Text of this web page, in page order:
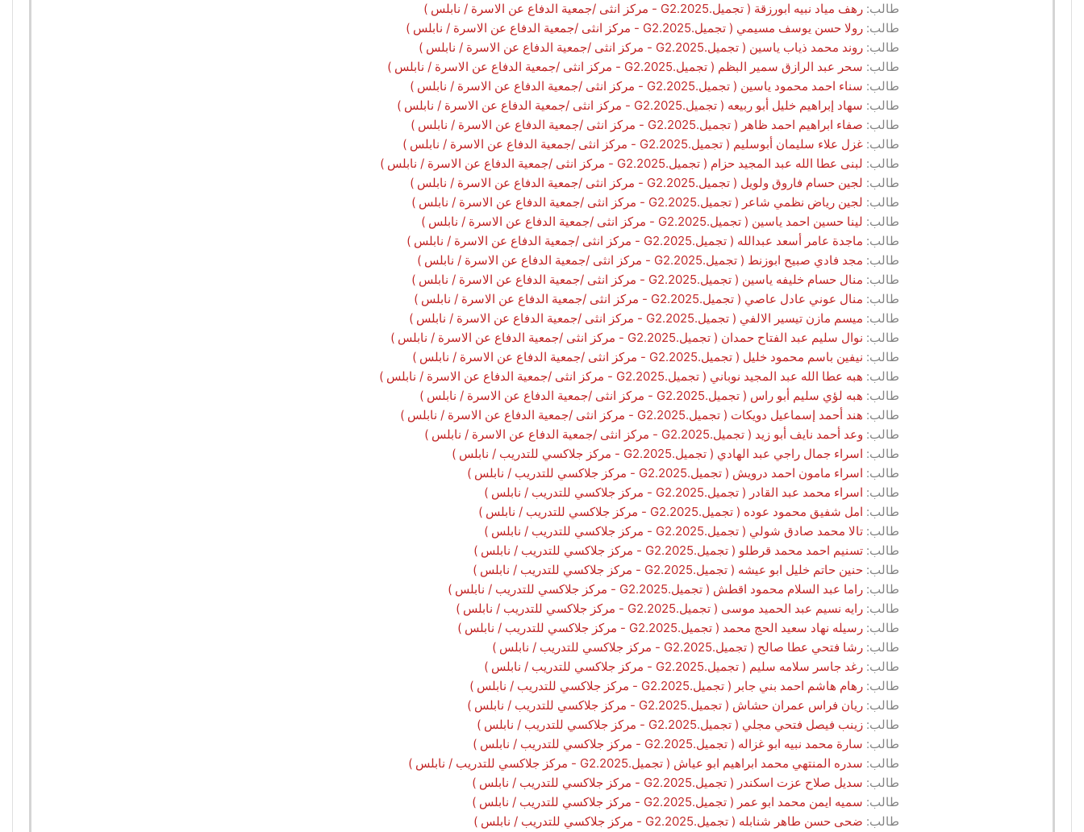
طالب: رهف مياد نبيه ابورزقة ( تجميل.G2.2025 - مركز انثى /جمعية الدفاع عن الاسرة / نابلس )
طالب: رولا حسن يوسف مسيمي ( تجميل.G2.2025 - مركز انثى /جمعية الدفاع عن الاسرة / نابلس )
طالب: روند محمد ذياب ياسين ( تجميل.G2.2025 - مركز انثى /جمعية الدفاع عن الاسرة / نابلس )
طالب: سحر عبد الرازق سمير البظم ( تجميل.G2.2025 - مركز انثى /جمعية الدفاع عن الاسرة / نابلس )
طالب: سناء احمد محمود ياسين ( تجميل.G2.2025 - مركز انثى /جمعية الدفاع عن الاسرة / نابلس )
طالب: سهاد إبراهيم خليل أبو ربيعه ( تجميل.G2.2025 - مركز انثى /جمعية الدفاع عن الاسرة / نابلس )
طالب: صفاء ابراهيم احمد ظاهر ( تجميل.G2.2025 - مركز انثى /جمعية الدفاع عن الاسرة / نابلس )
طالب: غزل علاء سليمان أبوسليم ( تجميل.G2.2025 - مركز انثى /جمعية الدفاع عن الاسرة / نابلس )
طالب: لبنى عطا الله عبد المجيد حزام ( تجميل.G2.2025 - مركز انثى /جمعية الدفاع عن الاسرة / نابلس )
طالب: لجين حسام فاروق ولويل ( تجميل.G2.2025 - مركز انثى /جمعية الدفاع عن الاسرة / نابلس )
طالب: لجين رياض نظمي شاعر ( تجميل.G2.2025 - مركز انثى /جمعية الدفاع عن الاسرة / نابلس )
طالب: لينا حسين احمد ياسين ( تجميل.G2.2025 - مركز انثى /جمعية الدفاع عن الاسرة / نابلس )
طالب: ماجدة عامر أسعد عبدالله ( تجميل.G2.2025 - مركز انثى /جمعية الدفاع عن الاسرة / نابلس )
طالب: مجد فادي صبيح ابوزنط ( تجميل.G2.2025 - مركز انثى /جمعية الدفاع عن الاسرة / نابلس )
طالب: منال حسام خليفه ياسين ( تجميل.G2.2025 - مركز انثى /جمعية الدفاع عن الاسرة / نابلس )
طالب: منال عوني عادل عاصي ( تجميل.G2.2025 - مركز انثى /جمعية الدفاع عن الاسرة / نابلس )
طالب: ميسم مازن تيسير الالفي ( تجميل.G2.2025 - مركز انثى /جمعية الدفاع عن الاسرة / نابلس )
طالب: نوال سليم عبد الفتاح حمدان ( تجميل.G2.2025 - مركز انثى /جمعية الدفاع عن الاسرة / نابلس )
طالب: نيفين باسم محمود خليل ( تجميل.G2.2025 - مركز انثى /جمعية الدفاع عن الاسرة / نابلس )
طالب: هبه عطا الله عبد المجيد نوباني ( تجميل.G2.2025 - مركز انثى /جمعية الدفاع عن الاسرة / نابلس )
طالب: هبه لؤي سليم أبو راس ( تجميل.G2.2025 - مركز انثى /جمعية الدفاع عن الاسرة / نابلس )
طالب: هند أحمد إسماعيل دويكات ( تجميل.G2.2025 - مركز انثى /جمعية الدفاع عن الاسرة / نابلس )
طالب: وعد أحمد نايف أبو زيد ( تجميل.G2.2025 - مركز انثى /جمعية الدفاع عن الاسرة / نابلس )
طالب: اسراء جمال راجي عبد الهادي ( تجميل.G2.2025 - مركز جلاكسي للتدريب / نابلس )
طالب: اسراء مامون احمد درويش ( تجميل.G2.2025 - مركز جلاكسي للتدريب / نابلس )
طالب: اسراء محمد عبد القادر ( تجميل.G2.2025 - مركز جلاكسي للتدريب / نابلس )
طالب: امل شفيق محمود عوده ( تجميل.G2.2025 - مركز جلاكسي للتدريب / نابلس )
طالب: تالا محمد صادق شولي ( تجميل.G2.2025 - مركز جلاكسي للتدريب / نابلس )
طالب: تسنيم احمد محمد قرطلو ( تجميل.G2.2025 - مركز جلاكسي للتدريب / نابلس )
طالب: حنين حاتم خليل ابو عيشه ( تجميل.G2.2025 - مركز جلاكسي للتدريب / نابلس )
طالب: راما عبد السلام محمود اقطش ( تجميل.G2.2025 - مركز جلاكسي للتدريب / نابلس )
طالب: رايه نسيم عبد الحميد موسى ( تجميل.G2.2025 - مركز جلاكسي للتدريب / نابلس )
طالب: رسيله نهاد سعيد الحج محمد ( تجميل.G2.2025 - مركز جلاكسي للتدريب / نابلس )
طالب: رشا فتحي عطا صالح ( تجميل.G2.2025 - مركز جلاكسي للتدريب / نابلس )
طالب: رغد جاسر سلامه سليم ( تجميل.G2.2025 - مركز جلاكسي للتدريب / نابلس )
طالب: رهام هاشم احمد بني جابر ( تجميل.G2.2025 - مركز جلاكسي للتدريب / نابلس )
طالب: ريان فراس عمران حشاش ( تجميل.G2.2025 - مركز جلاكسي للتدريب / نابلس )
طالب: زينب فيصل فتحي مجلي ( تجميل.G2.2025 - مركز جلاكسي للتدريب / نابلس )
طالب: سارة محمد نبيه ابو غزاله ( تجميل.G2.2025 - مركز جلاكسي للتدريب / نابلس )
طالب: سدره المنتهي محمد ابراهيم ابو عياش ( تجميل.G2.2025 - مركز جلاكسي للتدريب / نابلس )
طالب: سديل صلاح عزت اسكندر ( تجميل.G2.2025 - مركز جلاكسي للتدريب / نابلس )
طالب: سميه ايمن محمد ابو عمر ( تجميل.G2.2025 - مركز جلاكسي للتدريب / نابلس )
طالب: ضحى حسن طاهر شنابله ( تجميل.G2.2025 - مركز جلاكسي للتدريب / نابلس )